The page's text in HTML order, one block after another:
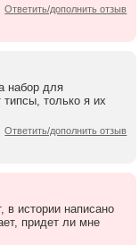
Ответить/дополнить отзыв
набор для
только я их
Ответить/дополнить отзыв
в истории написано
придет ли мне